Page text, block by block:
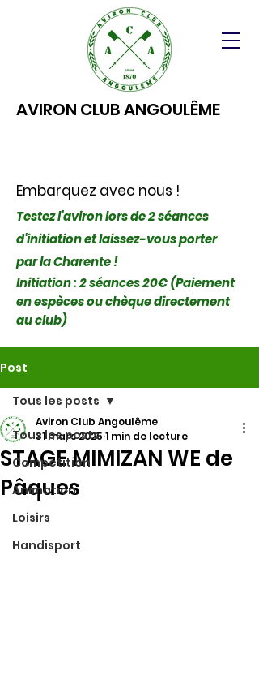
AVIRON CLUB ANGOULÊME
Embarquez avec nous !
Testez l'aviron lors de 2 séances
d'initiation et laissez-vous porter
par la Charente !
Initiation : 2 séances 20€ (Paiement
en espèces ou chèque directement
au club)
Post
Tous les posts
Compétition
Animation
Loisirs
Handisport
Tous les posts
STAGE MIMIZAN WE de
Pâques
Aviron Club Angoulême
31 mars 2025 1 min de lecture